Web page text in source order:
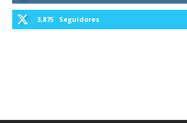
3,875 Seguidores